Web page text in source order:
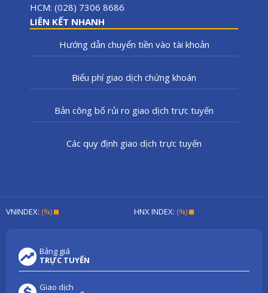
HCM: (028) 7306 8686
LIÊN KẾT NHANH
Hướng dẫn chuyển tiền vào tài khoản
Biểu phí giao dịch chứng khoán
Bản công bố rủi ro giao dịch trực tuyến
Các quy định giao dịch trực tuyến
VNINDEX: (%) HNX INDEX: (%)
Bảng giá
TRỰC TUYẾN
Giao dịch